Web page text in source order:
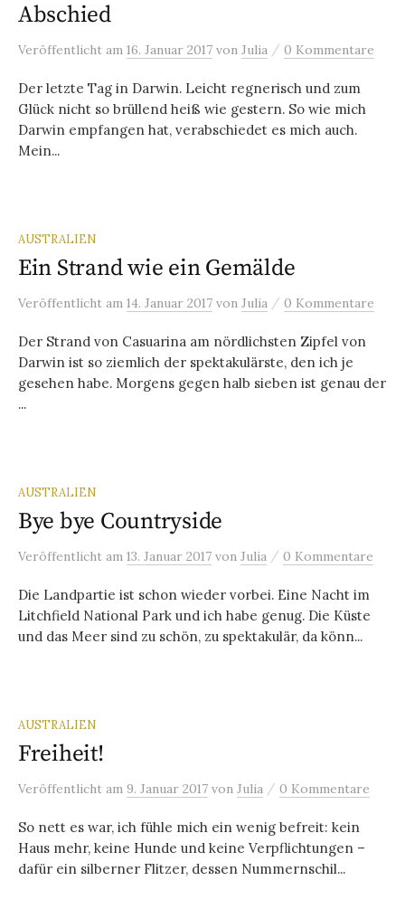
Abschied
Veröffentlicht am 16. Januar 2017 von Julia / 0 Kommentare
Der letzte Tag in Darwin. Leicht regnerisch und zum
Glück nicht so brüllend heiß wie gestern. So wie mich
Darwin empfangen hat, verabschiedet es mich auch.
Mein...
AUSTRALIEN
Ein Strand wie ein Gemälde
Veröffentlicht am 14. Januar 2017 von Julia / 0 Kommentare
Der Strand von Casuarina am nördlichsten Zipfel von
Darwin ist so ziemlich der spektakulärste, den ich je
gesehen habe. Morgens gegen halb sieben ist genau der
...
AUSTRALIEN
Bye bye Countryside
Veröffentlicht am 13. Januar 2017 von Julia / 0 Kommentare
Die Landpartie ist schon wieder vorbei. Eine Nacht im
Litchfield National Park und ich habe genug. Die Küste
und das Meer sind zu schön, zu spektakulär, da könn...
AUSTRALIEN
Freiheit!
Veröffentlicht am 9. Januar 2017 von Julia / 0 Kommentare
So nett es war, ich fühle mich ein wenig befreit: kein
Haus mehr, keine Hunde und keine Verpflichtungen –
dafür ein silberner Flitzer, dessen Nummernschil...